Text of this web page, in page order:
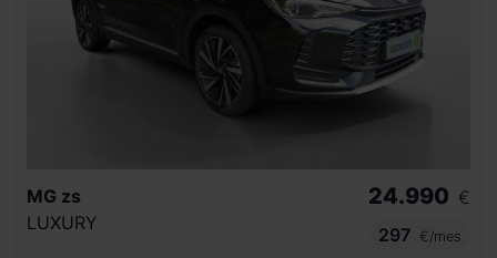
MG zs
LUXURY
24.990 €
297
€/mes